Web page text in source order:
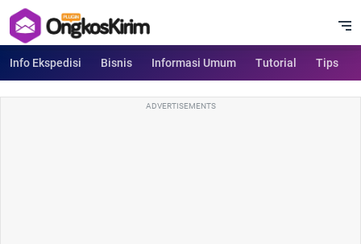
Info Ekspedisi Bisnis Informasi Umum Tutorial Tips
ADVERTISEMENTS